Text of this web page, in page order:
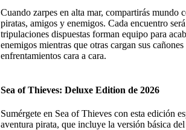
Cuando zarpes en alta mar, compartirás mundo
piratas, amigos y enemigos. Cada encuentro
tripulaciones dispuestas forman equipo para
enemigos mientras que otras cargan sus
enfrentamientos cara a cara.
Sea of Thieves: Deluxe Edition de 2026
Sumérgete en Sea of Thieves con esta edición
aventura pirata, que incluye la versión básica